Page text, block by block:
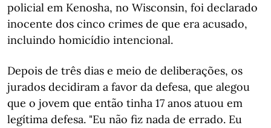
policial em Kenosha, no Wisconsin, foi declarado
inocente dos cinco crimes de que era acusado,
incluindo homicídio intencional.
Depois de três dias e meio de deliberações, os
jurados decidiram a favor da defesa, que alegou
que o jovem que então tinha 17 anos atuou em
legítima defesa. "Eu não fiz nada de errado. Eu